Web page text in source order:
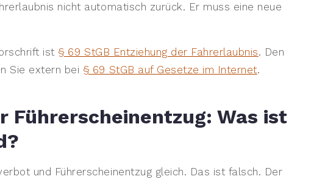
nicht automatisch zurück. Er muss eine neue
ist § 69 StGB Entziehung der Fahrerlaubnis. Den
Sie extern bei § 69 StGB auf Gesetze im Internet.
Führerscheinentzug: Was ist
und Führerscheinentzug gleich. Das ist falsch. Der